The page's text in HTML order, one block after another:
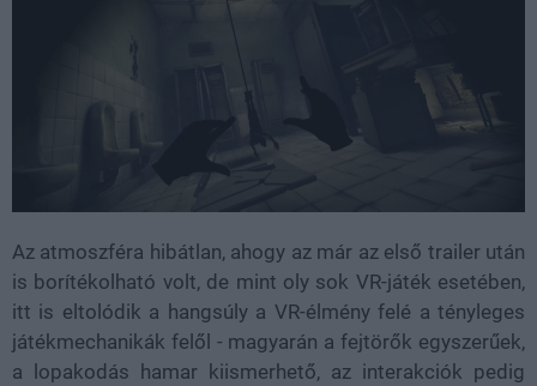
Az atmoszféra hibátlan, ahogy az már az első trailer után
is borítékolható volt, de mint oly sok VR-játék esetében,
itt is eltolódik a hangsúly a VR-élmény felé a tényleges
játékmechanikák felől - magyarán a fejtörők egyszerűek,
a lopakodás hamar kiismerhető, az interakciók pedig